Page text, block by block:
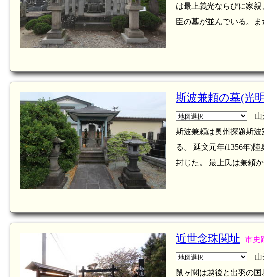
は最上義光ならびに家
臣の墓が並んでいる。
斯波兼頼の墓(光
山
斯波兼頼は奥州探題斯
る。 延文元年(1356年)
封じた。 最上氏は兼頼
近世念珠関址 市史
山
鼠ヶ関は越後と出羽の